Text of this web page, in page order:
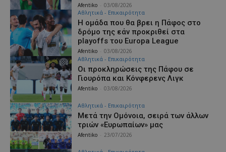
Afentiko 03/08/2026
Αθλητικά - Επικαιρότητα
Η ομάδα που θα βρει η Πάφος στο
δρόμο της εάν προκριθεί στα
playoffs του Europa League
Afentiko 03/08/2026
Αθλητικά - Επικαιρότητα
Οι προκληρώσεις της Πάφου σε
Γιουρόπα και Κόνφερενς Λιγκ
Afentiko 03/08/2026
Αθλητικά - Επικαιρότητα
Μετά την Ομόνοια, σειρά των άλλων
τριών «Ευρωπαίων» μας
Afentiko 23/07/2026